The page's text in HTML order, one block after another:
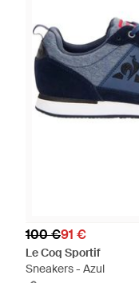
100 €91 €
Le Coq Sportif
Sneakers - Azul